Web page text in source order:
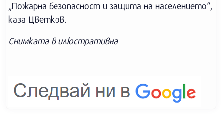
„Пожарна безопасност и защита на населението“,
каза Цветков.
Снимката в илюстративна